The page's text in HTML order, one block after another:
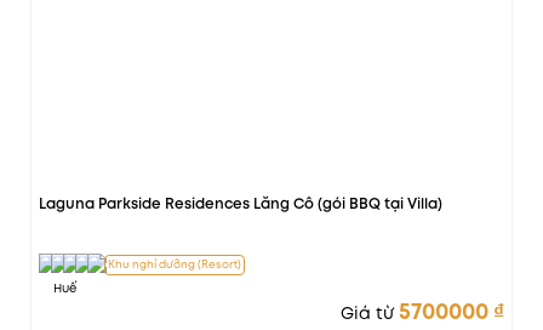
Laguna Parkside Residences Lăng Cô (gói BBQ tại Villa)
Khu nghỉ dưỡng (Resort)
Huế
Giá từ5700000 ₫